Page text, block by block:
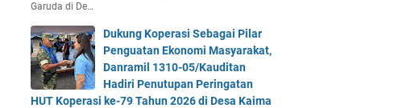
Garuda di De…
Dukung Koperasi Sebagai Pilar
Penguatan Ekonomi Masyarakat,
Danramil 1310-05/Kauditan
Hadiri Penutupan Peringatan
HUT Koperasi ke-79 Tahun 2026 di Desa Kaima